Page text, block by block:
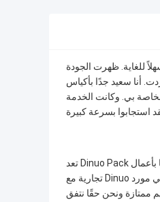
للغاية. ظهرت الجودة
أنا سعيد جدًا بأكياس
الخاصة بي. وكانت الخدمة
تعد Dinuo Pack شريكًا جيدًا وقد قمنا بأعمال
تجارية مع Dinuo لسنوات عديدة ، فهي مورد
ممتازة ونحن حقًا نتفق